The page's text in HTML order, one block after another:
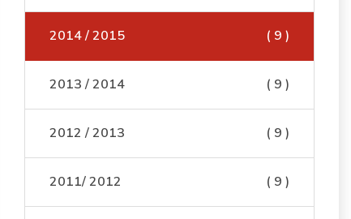
2014 / 2015 ( 9 )
2013 / 2014 ( 9 )
2012 / 2013 ( 9 )
2011/ 2012 ( 9 )